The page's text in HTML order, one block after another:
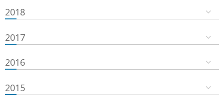
2018
2017
2016
2015